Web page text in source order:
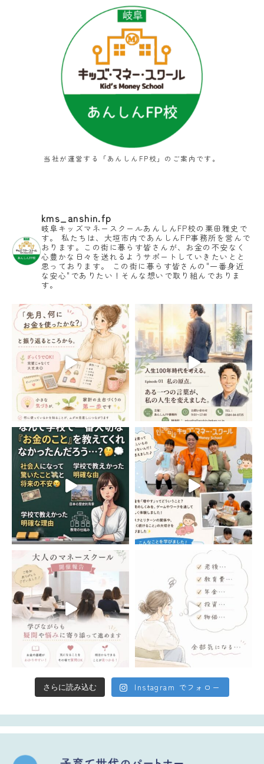
当社が運営する「あんしんFP校」のご案内です。
kms_anshin.fp
岐阜キッズマネースクールあんしんFP校の栗田雅史で
す。
私たちは、大垣市内であんしんFP事務所を営んで
おります。この街に暮らす皆さんが、お金の不安なく
心豊かな日々を送れるようサポートしていきたいとと
思っております。
この街に暮らす皆さんの"一番身近
な安心"でありたい！そんな想いで取り組んでおりま
す。
さらに読み込む Instagram でフォロー